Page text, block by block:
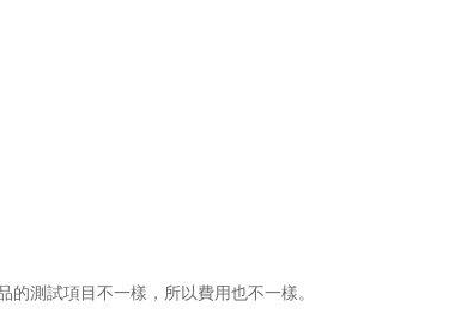
測試項目不一樣，所以費用也不一樣。